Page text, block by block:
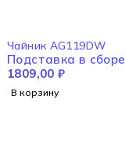
Чайник AG119DW
Подставка в сборе
AG119DW
1809,00 ₽
В корзину